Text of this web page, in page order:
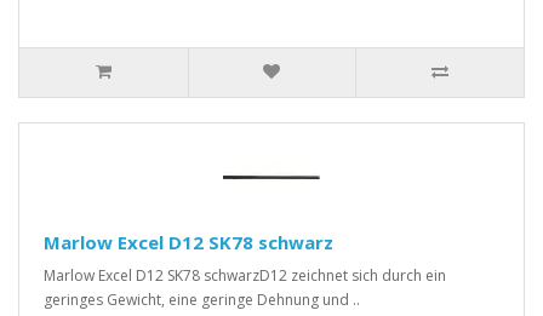
Marlow Excel D12 SK78 schwarz
Marlow Excel D12 SK78 schwarzD12 zeichnet sich durch ein
geringes Gewicht, eine geringe Dehnung und ..